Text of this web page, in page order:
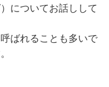
についてお話しして
ばれることも多いで